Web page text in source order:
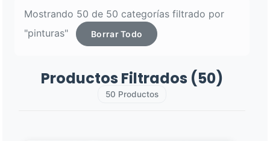
Mostrando 50 de 50 categorías filtrado por
"pinturas"
Borrar Todo
Productos Filtrados (50)
50 Productos